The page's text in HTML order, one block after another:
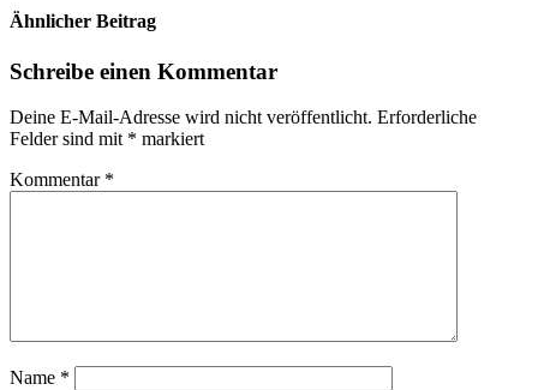
Ähnlicher Beitrag
Schreibe einen Kommentar
Deine E-Mail-Adresse wird nicht veröffentlicht. Erforderliche
Felder sind mit * markiert
Kommentar *
Name *